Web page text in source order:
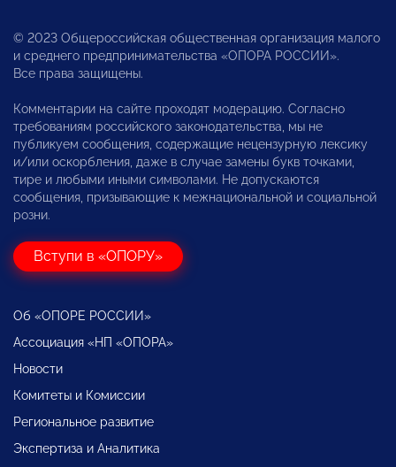
© 2023 Общероссийская общественная организация малого
и среднего предпринимательства «ОПОРА РОССИИ».
Все права защищены.
Комментарии на сайте проходят модерацию. Согласно
требованиям российского законодательства, мы не
публикуем сообщения, содержащие нецензурную лексику
и/или оскорбления, даже в случае замены букв точками,
тире и любыми иными символами. Не допускаются
сообщения, призывающие к межнациональной и социальной
розни.
Вступи в «ОПОРУ»
Об «ОПОРЕ РОССИИ»
Ассоциация «НП «ОПОРА»
Новости
Комитеты и Комиссии
Региональное развитие
Экспертиза и Аналитика